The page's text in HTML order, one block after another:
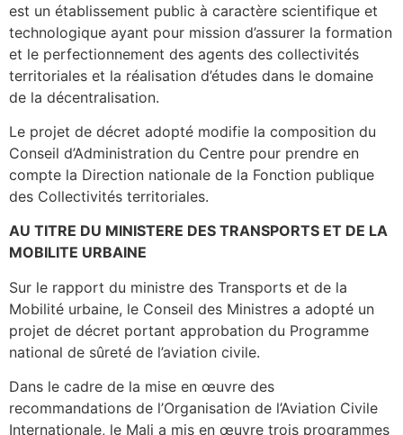
est un établissement public à caractère scientifique et
technologique ayant pour mission d’assurer la formation
et le perfectionnement des agents des collectivités
territoriales et la réalisation d’études dans le domaine
de la décentralisation.
Le projet de décret adopté modifie la composition du
Conseil d’Administration du Centre pour prendre en
compte la Direction nationale de la Fonction publique
des Collectivités territoriales.
AU TITRE DU MINISTERE DES TRANSPORTS ET DE LA
MOBILITE URBAINE
Sur le rapport du ministre des Transports et de la
Mobilité urbaine, le Conseil des Ministres a adopté un
projet de décret portant approbation du Programme
national de sûreté de l’aviation civile.
Dans le cadre de la mise en œuvre des
recommandations de l’Organisation de l’Aviation Civile
Internationale, le Mali a mis en œuvre trois programmes